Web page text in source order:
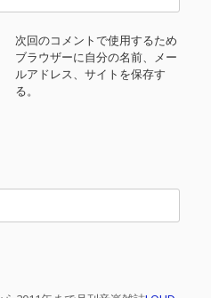
次回のコメントで使用するため
ブラウザーに自分の名前、メー
ルアドレス、サイトを保存す
る。